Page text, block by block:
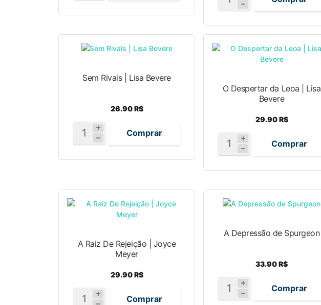
Sem Rivais | Lisa Bevere
26.90 R$
Comprar
O Despertar da Leoa | Lisa
Bevere
29.90 R$
Comprar
A Raiz De Rejeição | Joyce
Meyer
29.90 R$
Comprar
A Depressão de Spurgeon
33.90 R$
Comprar